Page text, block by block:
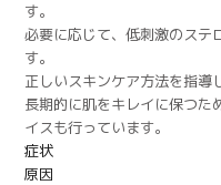
す。
必要に応じて、低刺激のステ
す。
正しいスキンケア方法を指導
長期的に肌をキレイに保つた
イスも行っています。
症状
原因